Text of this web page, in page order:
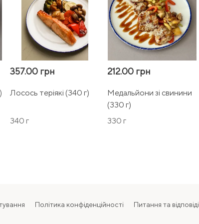
357.00 грн
Лосось теріякі (340 г)
340 г
212.00 грн
Медальйони зі свинини
(330 г)
330 г
Політика конфіденційності Питання та відповіді